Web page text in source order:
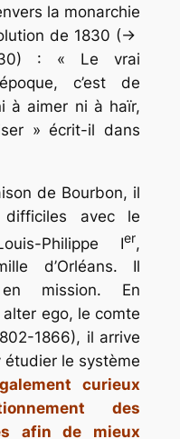
la monarchie
de 1830 (→
: « Le vrai
c’est de
à aimer ni à haïr,
» écrit-il dans
de Bourbon, il
difficiles avec le
Philippe Ier,
d’Orléans. Il
mission. En
ego, le comte
1866), il arrive
étudier le système
curieux
des
afin de mieux